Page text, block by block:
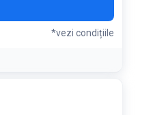
*vezi condițiile